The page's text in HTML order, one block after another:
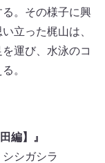
。その様子に興
立った梶山は、
運び、水泳のコ
。
編】』
シシガシラ